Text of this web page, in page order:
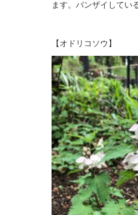
ます。バンザイしてい
【オドリコソウ】